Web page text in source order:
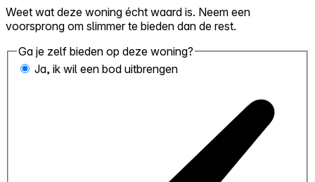
Weet wat deze woning écht waard is. Neem een
voorsprong om slimmer te bieden dan de rest.
Ga je zelf bieden op deze woning?
Ja, ik wil een bod uitbrengen